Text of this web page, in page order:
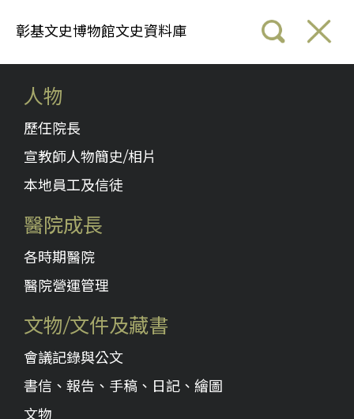
彰基文史博物館文史資料庫
人物
歷任院長
宣教師人物簡史/相片
本地員工及信徒
醫院成長
各時期醫院
醫院營運管理
文物/文件及藏書
會議記錄與公文
書信、報告、手稿、日記、繪圖
文物